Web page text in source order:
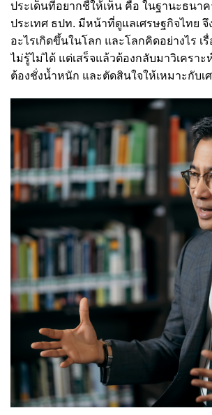
ประเด็นที่อยากชี้ให้เห็น คือ ในฐานะธนา
ประเทศ ธปท. มีหน้าที่ดูแลเศรษฐกิจไทย
อะไรเกิดขึ้นในโลก และโลกคิดอย่างไร เ
ไม่รู้ไม่ได้ แต่เสร็จแล้วต้องกลับมาวิเคราะ
ต้องชั่งน้ำหนัก และตัดสินใจให้เหมาะกับเศ